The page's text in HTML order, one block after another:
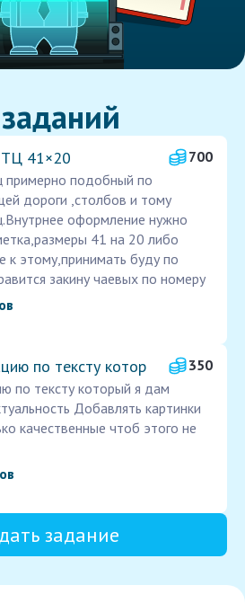
ТЦ 41×20
700
примерно подобный по
дороги ,столбов и тому
оформление нужно
41 на 20 либо
к этому,принимать буду по
закину чаевых по номеру
по тексту котор
350
по тексту который я дам
Добавлять картинки
качественные чтоб этого не
задание